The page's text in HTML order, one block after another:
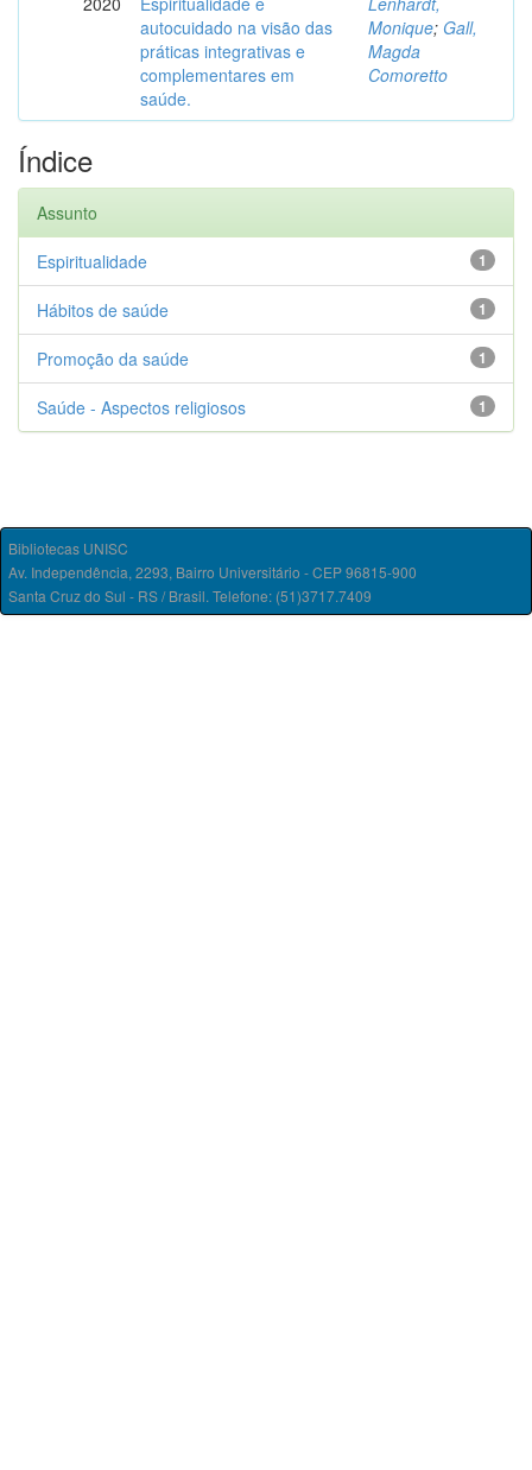
autocuidado na visão das
práticas integrativas e
complementares em
saúde.
Monique; Gall,
Magda
Comoretto
Índice
Assunto
1
Espiritualidade
1
Hábitos de saúde
1
Promoção da saúde
1
Saúde - Aspectos religiosos
Bibliotecas UNISC
Av. Independência, 2293, Bairro Universitário - CEP 96815-900
Santa Cruz do Sul - RS / Brasil. Telefone: (51)3717.7409